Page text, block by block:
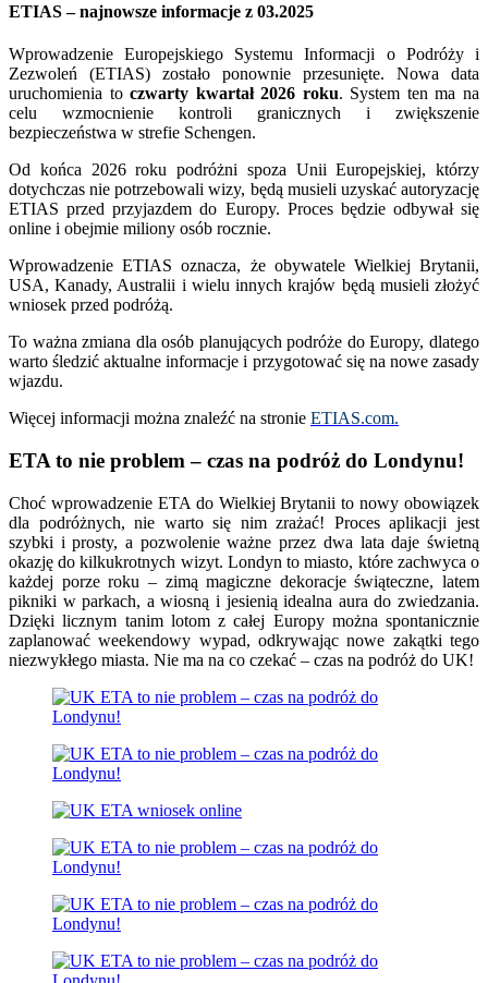
ETIAS – najnowsze informacje z 03.2025
Wprowadzenie Europejskiego Systemu Informacji o Podróży i
Zezwoleń (ETIAS) zostało ponownie przesunięte. Nowa data
uruchomienia toczwarty kwartał 2026 roku. System ten ma na
celu wzmocnienie kontroli granicznych i zwiększenie
bezpieczeństwa w strefie Schengen.
Od końca 2026 roku podróżni spoza Unii Europejskiej, którzy
dotychczas nie potrzebowali wizy, będą musieli uzyskać autoryzację
ETIAS przed przyjazdem do Europy. Proces będzie odbywał się
online i obejmie miliony osób rocznie.
Wprowadzenie ETIAS oznacza, że obywatele Wielkiej Brytanii,
USA, Kanady, Australii i wielu innych krajów będą musieli złożyć
wniosek przed podróżą.
To ważna zmiana dla osób planujących podróże do Europy, dlatego
warto śledzić aktualne informacje i przygotować się na nowe zasady
wjazdu.
Więcej informacji można znaleźć na stronie ETIAS.com.
ETA to nie problem – czas na podróż do Londynu!
Choć wprowadzenie ETA do Wielkiej Brytanii to nowy obowiązek
dla podróżnych, nie warto się nim zrażać! Proces aplikacji jest
szybki i prosty, a pozwolenie ważne przez dwa lata daje świetną
okazję do kilkukrotnych wizyt. Londyn to miasto, które zachwyca o
każdej porze roku – zimą magiczne dekoracje świąteczne, latem
pikniki w parkach, a wiosną i jesienią idealna aura do zwiedzania.
Dzięki licznym tanim lotom z całej Europy można spontanicznie
zaplanować weekendowy wypad, odkrywając nowe zakątki tego
niezwykłego miasta. Nie ma na co czekać – czas na podróż do UK!